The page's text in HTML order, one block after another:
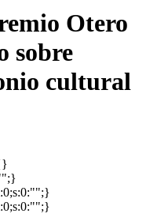
Otero
sobre
cultural